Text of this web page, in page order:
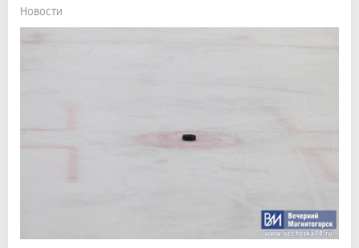
Новости